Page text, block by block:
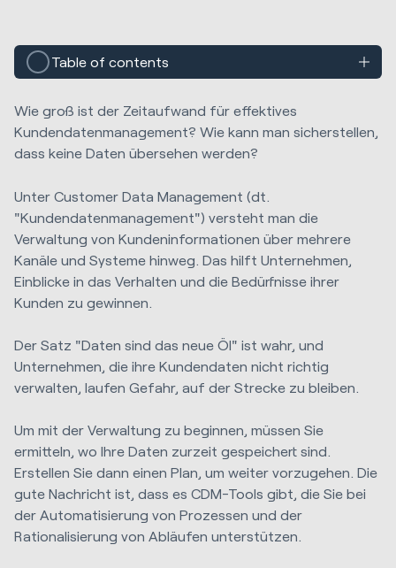
Table of contents
Wie groß ist der Zeitaufwand für effektives
Kundendatenmanagement? Wie kann man sicherstellen,
dass keine Daten übersehen werden?
Unter Customer Data Management (dt.
"Kundendatenmanagement") versteht man die
Verwaltung von Kundeninformationen über mehrere
Kanäle und Systeme hinweg. Das hilft Unternehmen,
Einblicke in das Verhalten und die Bedürfnisse ihrer
Kunden zu gewinnen.
Der Satz "Daten sind das neue Öl" ist wahr, und
Unternehmen, die ihre Kundendaten nicht richtig
verwalten, laufen Gefahr, auf der Strecke zu bleiben.
Um mit der Verwaltung zu beginnen, müssen Sie
ermitteln, wo Ihre Daten zurzeit gespeichert sind.
Erstellen Sie dann einen Plan, um weiter vorzugehen. Die
gute Nachricht ist, dass es CDM-Tools gibt, die Sie bei
der Automatisierung von Prozessen und der
Rationalisierung von Abläufen unterstützen.